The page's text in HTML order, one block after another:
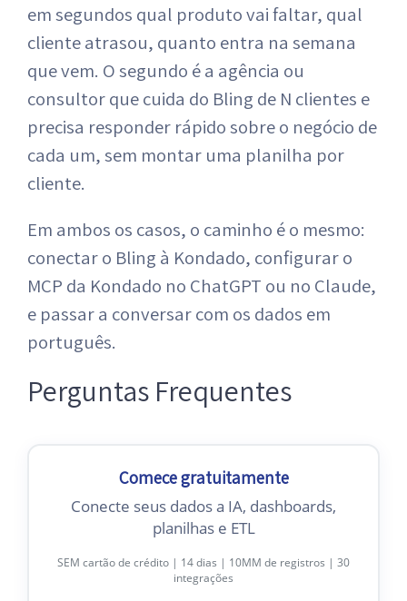
em segundos qual produto vai faltar, qual
cliente atrasou, quanto entra na semana
que vem. O segundo é a agência ou
consultor que cuida do Bling de N clientes e
precisa responder rápido sobre o negócio de
cada um, sem montar uma planilha por
cliente.
Em ambos os casos, o caminho é o mesmo:
conectar o Bling à Kondado, configurar o
MCP da Kondado no ChatGPT ou no Claude,
e passar a conversar com os dados em
português.
Perguntas Frequentes
Comece gratuitamente
Conecte seus dados a IA, dashboards,
planilhas e ETL
SEM cartão de crédito | 14 dias | 10MM de registros | 30
integrações